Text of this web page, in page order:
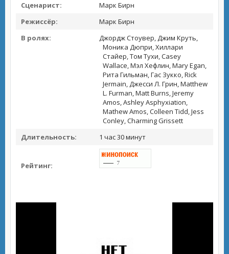
Сценарист:
Марк Бирн
Режиссёр:
Марк Бирн
В ролях:
Джордж Стоувер, Джим Круть,
Моника Дюпри, Хиллари
Стайер, Том Тухи, Casey
Wallace, Мэл Хефлин, Mary Egan,
Рита Гильман, Гас Зукко, Rick
Jermain, Джесси Л. Грин, Matthew
L. Furman, Matt Burns, Jeremy
Amos, Ashley Asphyxiation,
Mathew Amos, Colleen Tidd, Jess
Conley, Charming Grissett
Длительность:
1 час 30 минут
Рейтинг: